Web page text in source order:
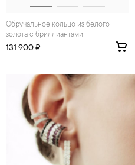
Обручальное кольцо из белого
золота с бриллиантами
131 900 ₽